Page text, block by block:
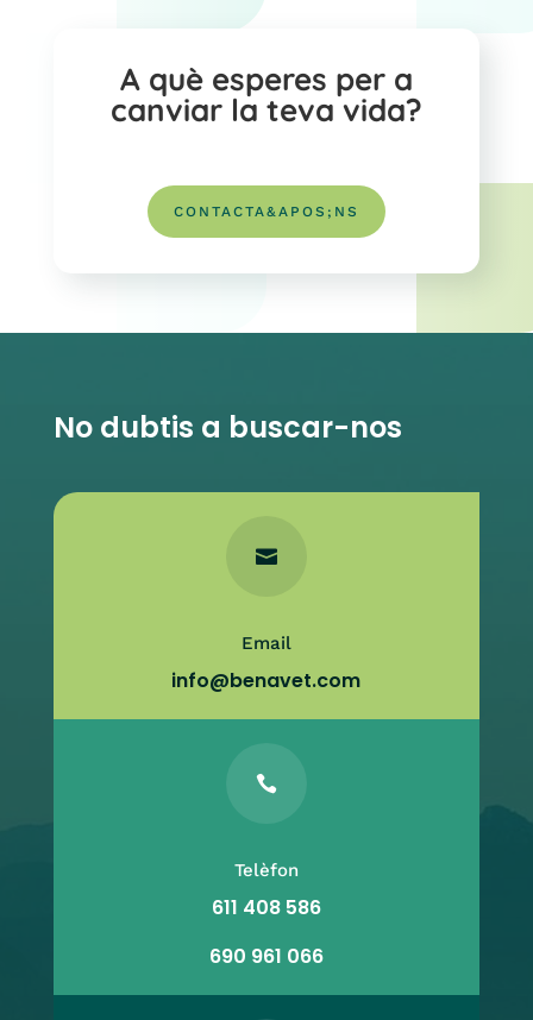
A què esperes per a
canviar la teva vida?
CONTACTA&APOS;NS
No dubtis a buscar-nos

Email
info@benavet.com

Telèfon
611 408 586
690 961 066